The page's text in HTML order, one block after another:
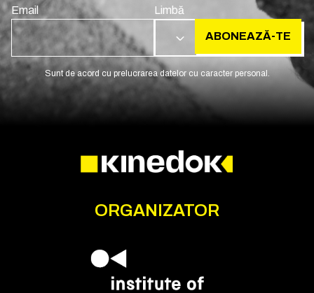
Email Limbă
RO ABONEAZĂ-TE
Sunt de acord cu prelucrarea datelor cu caracter personal.
ORGANIZATOR